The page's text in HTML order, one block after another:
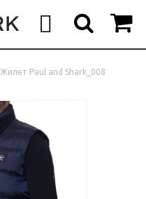
Жилет Paul and Shark_008
 